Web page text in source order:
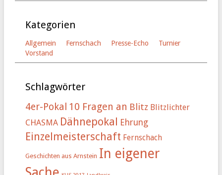
Kategorien
Allgemein Fernschach Presse-Echo
Turnier
Vorstand
Schlagwörter
4er-Pokal 10 Fragen an Blitz Blitzlichter
CHASMA Dähnepokal Ehrung
Einzelmeisterschaft Fernschach
Geschichten aus Arnstein In eigener